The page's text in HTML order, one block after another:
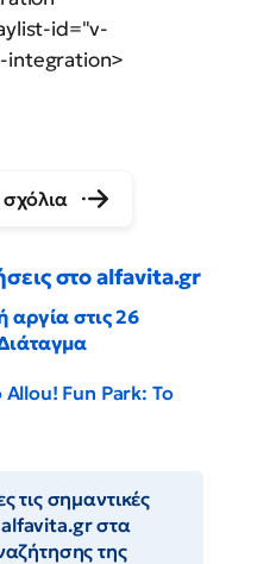
id="v-
integration>
σχόλια
στο alfavita.gr
αργία στις 26
Allou! Fun Park: Το
τις σημαντικές
alfavita.gr στα
της